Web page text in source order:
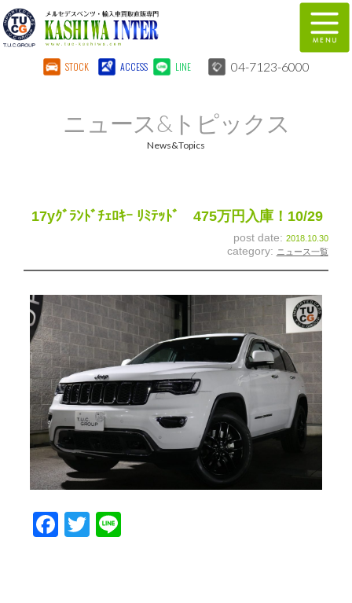
STOCK ACCESS LINE 04-7123-6000
全国納車 特別作業
自動車保険
リクルート
会社概要 個人情報保護方針
スタッフブログ 納車情報
ホーム T.U.C.GROUP
ニュース&トピックス
News&Topics
17yｸﾞﾗﾝﾄﾞﾁｪﾛｷｰ ﾘﾐﾃｯﾄﾞ 475万円入庫！10/29
post date: 2018.10.30
category: ニュース一覧
Facebook
Twitter